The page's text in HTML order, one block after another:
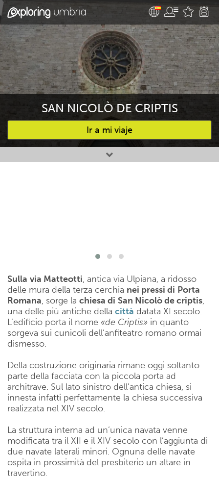
SAN NICOLÒ DE CRIPTIS
Ir a mi viaje
Favourites
Sulla via Matteotti, antica via Ulpiana, a ridosso
delle mura della terza cerchia nei pressi di Porta
Romana, sorge la chiesa di San Nicolò de criptis,
una delle più antiche della città datata XI secolo.
L’edificio porta il nome «de Criptis» in quanto
sorgeva sui cunicoli dell’anfiteatro romano ormai
dismesso.
Della costruzione originaria rimane oggi soltanto
parte della facciata con la piccola porta ad
architrave. Sul lato sinistro dell’antica chiesa, si
innesta infatti perfettamente la chiesa successiva
realizzata nel XIV secolo.
La struttura interna ad un’unica navata venne
modificata tra il XII e il XIV secolo con l’aggiunta di
due navate laterali minori. Ognuna delle navate
ospita in prossimità del presbiterio un altare in
travertino.